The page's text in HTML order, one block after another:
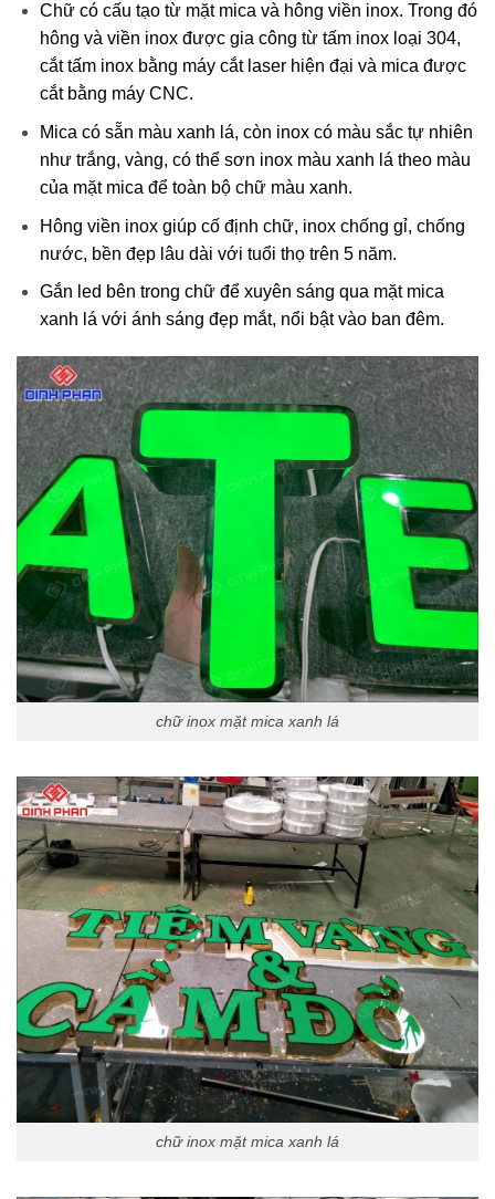
Chữ có cấu tạo từ mặt mica và hông viền inox. Trong đó
hông và viền inox được gia công từ tấm inox loại 304,
cắt tấm inox bằng máy cắt laser hiện đại và mica được
cắt bằng máy CNC.
Mica có sẵn màu xanh lá, còn inox có màu sắc tự nhiên
như trắng, vàng, có thể sơn inox màu xanh lá theo màu
của mặt mica để toàn bộ chữ màu xanh.
Hông viền inox giúp cố định chữ, inox chống gỉ, chống
nước, bền đẹp lâu dài với tuổi thọ trên 5 năm.
Gắn led bên trong chữ để xuyên sáng qua mặt mica
xanh lá với ánh sáng đẹp mắt, nổi bật vào ban đêm.
chữ inox mặt mica xanh lá
chữ inox mặt mica xanh lá